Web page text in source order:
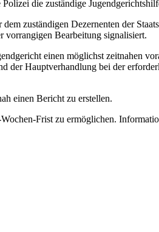
die zuständige
zuständigen Dezernenten der
vorrangigen Bearbeitung signalisiert.
einen möglichst zeitnahen
der Hauptverhandlung bei der
einen Bericht zu erstellen.
Frist zu ermöglichen.